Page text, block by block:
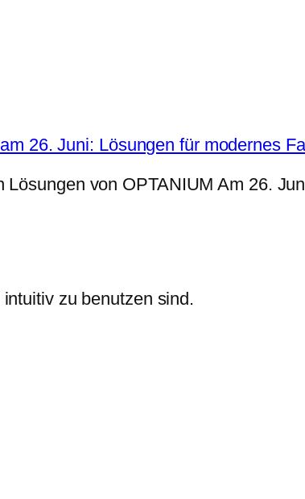
26. Juni: Lösungen für modernes
von OPTANIUM Am 26.
zu benutzen sind.